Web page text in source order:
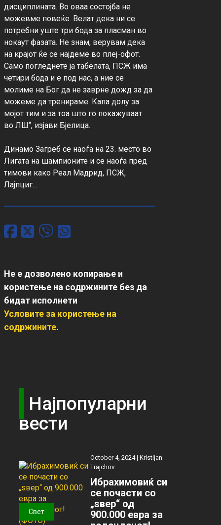
дисциплината. Во оваа состојба не
можевме повеќе. Велат дека ни се
потребни уште три бода за пласман во
нокаут фазата. Не знам, верувам дека
на крајот ќе се најдеме во плеј-офот.
Само погледнете ја табелата, ПСЖ има
четири бода и е под нас, а ние се
молиме на Бог да не заврне дожд за да
можеме да тренираме. Капа долу за
мојот тим и за тоа што го покажуваат
во ЛШ“, изјави Бјелица.
Динамо Загреб се наоѓа на 23. место во
Лигата на шампионите и се наоѓа пред
тимови како Реал Мадрид, ПСЖ,
Лајпциг...
Не е дозволено копирање и
користење на содржините без да
бидат исполнети
Условите за користење на
содржините.
Најпопуларни
вести
Свет
October 4, 2024 | Kristijan
Trajchov
Ибрахимовиќ си
се почасти со
„ѕвер“ од
900.000 евра за